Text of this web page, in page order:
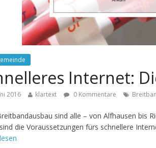
Internet:
2016 klartext 0 Kommentare
sind alle – von Alfhausen bis
die Voraussetzungen fürs schnellere